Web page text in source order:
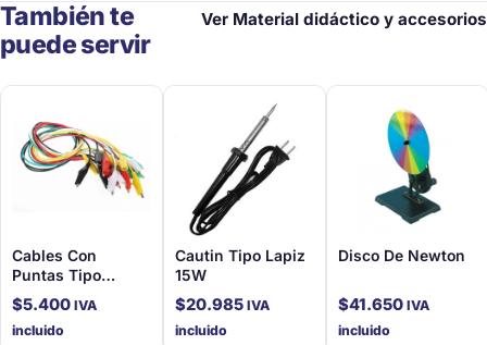
También te
puede servir
Ver Material didáctico y accesorios
Cables Con
Puntas Tipo
Caiman - Pack De
10 Multicolores
$5.400 IVA
incluido
Cautin Tipo Lapiz
15W
$20.985 IVA
incluido
Disco De Newton
$41.650 IVA
incluido